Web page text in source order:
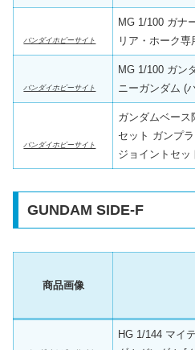
バンダイホビーサイト
MG 1/100 ガナ
リア・ホーク
バンダイホビーサイト
MG 1/100 ガン
ニーガンダム (
バンダイホビーサイト
ガンダムベース
セット ガンプ
ジョイントセッ
GUNDAM SIDE-F
商品画像
HG 1/144 マイ